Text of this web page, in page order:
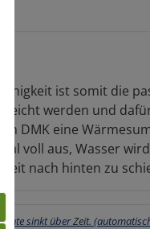
ist somit die
werden und
DMK eine
voll aus, Wasser
nach hinten zu